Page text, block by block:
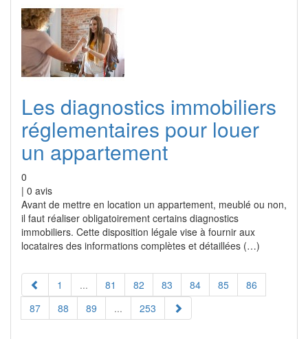
Les diagnostics immobiliers
réglementaires pour louer
un appartement
0
| 0 avis
Avant de mettre en location un appartement, meublé ou non,
il faut réaliser obligatoirement certains diagnostics
immobiliers. Cette disposition légale vise à fournir aux
locataires des informations complètes et détaillées (…)
1 ... 81 82 83 84 85
86
87
88 89 ... 253